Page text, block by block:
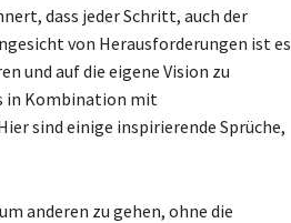
dass jeder Schritt, auch der
von Herausforderungen ist es
und auf die eigene Vision zu
in Kombination mit
sind einige inspirierende Sprüche,
anderen zu gehen, ohne die